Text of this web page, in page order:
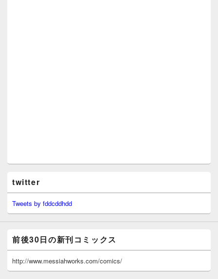
twitter
Tweets by fddcddhdd
前後30日の新刊コミックス
http://www.messiahworks.com/comics/